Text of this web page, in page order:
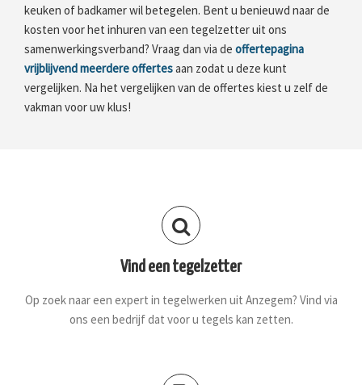
keuken of badkamer wil betegelen. Bent u benieuwd naar de
kosten voor het inhuren van een tegelzetter uit ons
samenwerkingsverband? Vraag dan via de offertepagina
vrijblijvend meerdere offertesaan zodat u deze kunt
vergelijken. Na het vergelijken van de offertes kiest u zelf de
vakman voor uw klus!
Vind een tegelzetter
Op zoek naar een expert in tegelwerken uit Anzegem? Vind via
ons een bedrijf dat voor u tegels kan zetten.